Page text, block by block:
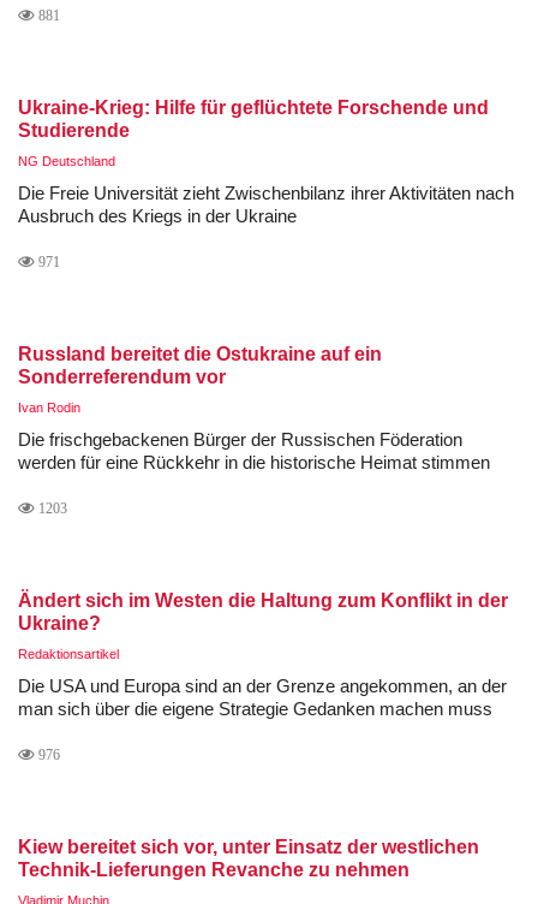
881
Ukraine-Krieg: Hilfe für geflüchtete Forschende und
Studierende
NG Deutschland
Die Freie Universität zieht Zwischenbilanz ihrer Aktivitäten nach
Ausbruch des Kriegs in der Ukraine
971
Russland bereitet die Ostukraine auf ein
Sonderreferendum vor
Ivan Rodin
Die frischgebackenen Bürger der Russischen Föderation
werden für eine Rückkehr in die historische Heimat stimmen
1203
Ändert sich im Westen die Haltung zum Konflikt in der
Ukraine?
Redaktionsartikel
Die USA und Europa sind an der Grenze angekommen, an der
man sich über die eigene Strategie Gedanken machen muss
976
Kiew bereitet sich vor, unter Einsatz der westlichen
Technik-Lieferungen Revanche zu nehmen
Vladimir Muchin